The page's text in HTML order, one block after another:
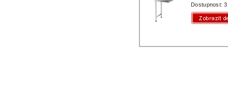
Dostupnost: